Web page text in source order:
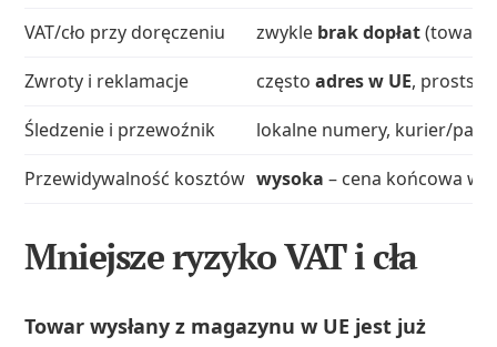
VAT/cło przy doręczeniu
zwykle brak dopłat(towar
Zwroty i reklamacje
częstoadres w UE,
Śledzenie i przewoźnik
lokalne numery, kurier/
Przewidywalność kosztów wysoka – cena końcowa w
Mniejsze ryzyko VAT i cła
Towar wysłany z magazynu w UE jest już